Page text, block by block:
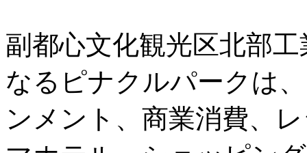
副都心文化観光区北部
なるピナクルパークは
ンメント、商業消費、